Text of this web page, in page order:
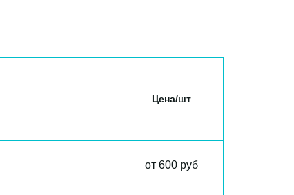
Цена/шт
от 600 руб